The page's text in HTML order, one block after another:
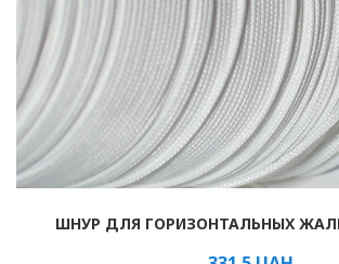
ШНУР ДЛЯ ГОРИЗОНТАЛЬНЫХ